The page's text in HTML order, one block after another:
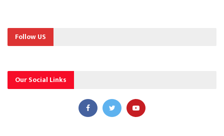
Follow US
Our Social Links